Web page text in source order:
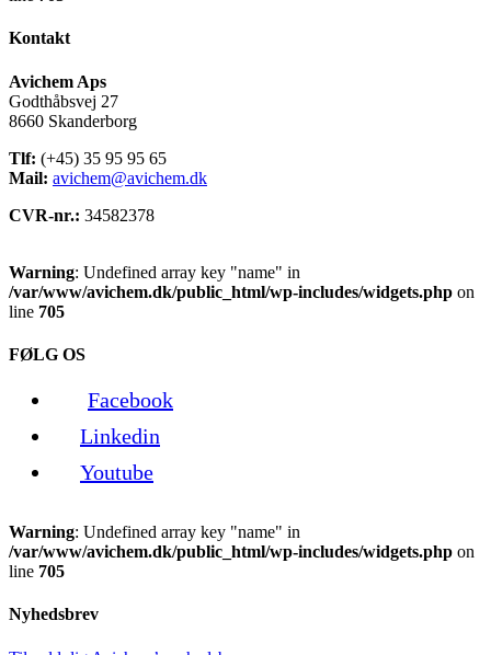
Kontakt
Avichem Aps
Godthåbsvej 27
8660 Skanderborg
Tlf: (+45) 35 95 95 65
Mail: avichem@avichem.dk
CVR-nr.: 34582378
Warning: Undefined array key "name" in
/var/www/avichem.dk/public_html/wp-includes/widgets.php on
line 705
FØLG OS
Facebook
Linkedin
Youtube
Warning: Undefined array key "name" in
/var/www/avichem.dk/public_html/wp-includes/widgets.php on
line 705
Nyhedsbrev